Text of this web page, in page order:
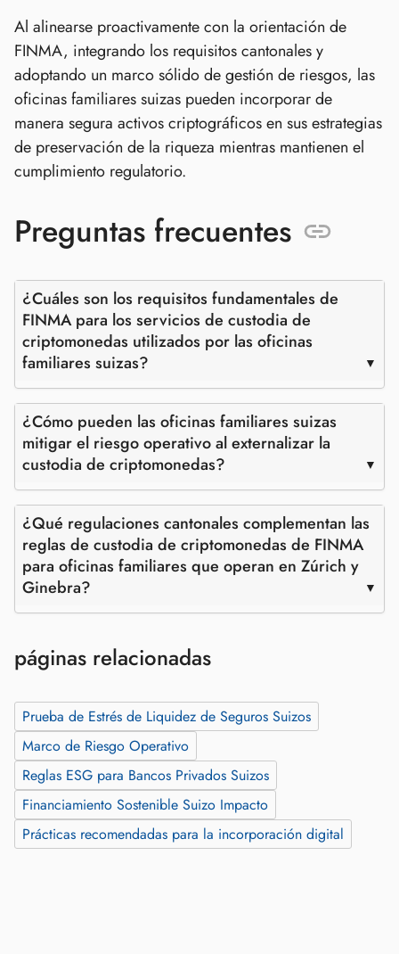
Al alinearse proactivamente con la orientación de
FINMA, integrando los requisitos cantonales y
adoptando un marco sólido de gestión de riesgos, las
oficinas familiares suizas pueden incorporar de
manera segura activos criptográficos en sus estrategias
de preservación de la riqueza mientras mantienen el
cumplimiento regulatorio.
Preguntas frecuentes
¿Cuáles son los requisitos fundamentales de
FINMA para los servicios de custodia de
criptomonedas utilizados por las oficinas
familiares suizas?
¿Cómo pueden las oficinas familiares suizas
mitigar el riesgo operativo al externalizar la
custodia de criptomonedas?
¿Qué regulaciones cantonales complementan las
reglas de custodia de criptomonedas de FINMA
para oficinas familiares que operan en Zúrich y
Ginebra?
páginas relacionadas
Prueba de Estrés de Liquidez de Seguros Suizos
Marco de Riesgo Operativo
Reglas ESG para Bancos Privados Suizos
Financiamiento Sostenible Suizo Impacto
Prácticas recomendadas para la incorporación digital